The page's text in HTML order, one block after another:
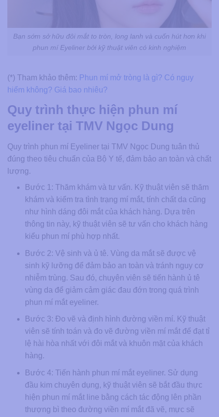
Bạn sớm sở hữu đôi mắt to tròn, long lanh và cuốn hút hơn khi
phun mí Eyeliner bởi kỹ thuật viên có kinh nghiệm
(*) Tham khảo thêm: Phun mí mở tròng là gì? Có nguy
hiểm không? Giá bao nhiêu?
Quy trình thực hiện phun mí
eyeliner tại TMV Ngọc Dung
Quy trình phun mí Eyeliner tại TMV Ngọc Dung tuân thủ
đúng theo tiêu chuẩn của Bộ Y tế, đảm bảo an toàn và chất
lượng.
Bước 1: Thăm khám và tư vấn. Kỹ thuật viên sẽ thăm
khám và kiểm tra tình trạng mí mắt, tính chất da cũng
như hình dáng đôi mắt của khách hàng. Dựa trên
thông tin này, kỹ thuật viên sẽ tư vấn cho khách hàng
kiểu phun mí phù hợp nhất.
Bước 2: Vệ sinh và ủ tê. Vùng da mắt sẽ được vệ
sinh kỹ lưỡng để đảm bảo an toàn và tránh nguy cơ
nhiễm trùng. Sau đó, chuyên viên sẽ tiến hành ủ tê
vùng da để giảm cảm giác đau đớn trong quá trình
phun mí mắt eyeliner.
Bước 3: Đo vẽ và định hình đường viền mí. Kỹ thuật
viên sẽ tính toán và đo vẽ đường viền mí mắt để đạt tỉ
lệ hài hòa nhất với đôi mắt và khuôn mặt của khách
hàng.
Bước 4: Tiến hành phun mí mắt eyeliner. Sử dụng
đầu kim chuyên dụng, kỹ thuật viên sẽ bắt đầu thực
hiện phun mí mắt line bằng cách tác động lên phần
thượng bì theo đường viền mí mắt đã vẽ, mực sẽ